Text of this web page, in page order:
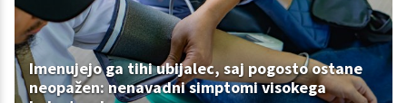
Imenujejo ga tihi ubijalec, saj pogosto ostane
neopažen: nenavadni simptomi visokega